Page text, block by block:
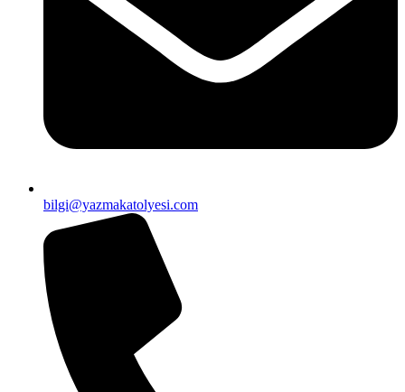
bilgi@yazmakatolyesi.com